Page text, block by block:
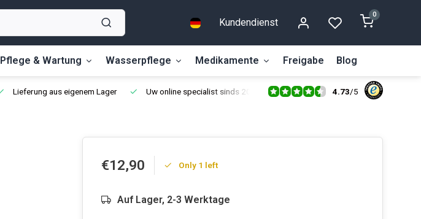
Kundendienst
0
Pflege & Wartung Wasserpflege Medikamente Freigabe Blog
Lieferung aus eigenem Lager Uw online specialist sinds 2014 4.73/5
€12,90 Only 1 left
Auf Lager, 2-3 Werktage